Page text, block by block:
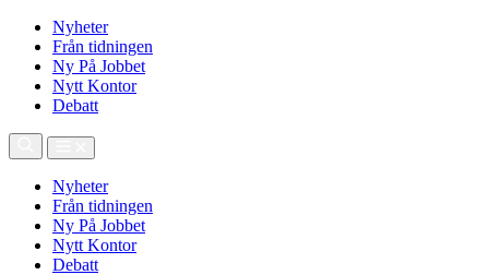
Nyheter
Från tidningen
Ny På Jobbet
Nytt Kontor
Debatt
Nyheter
Från tidningen
Ny På Jobbet
Nytt Kontor
Debatt